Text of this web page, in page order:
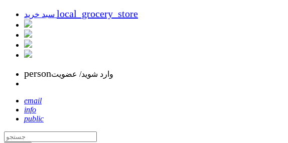
local_grocery_store
personوارد شوید/ عضویت
email
info
public